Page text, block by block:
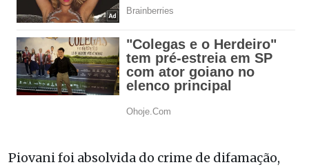
Piovani foi absolvida do crime de difamação,